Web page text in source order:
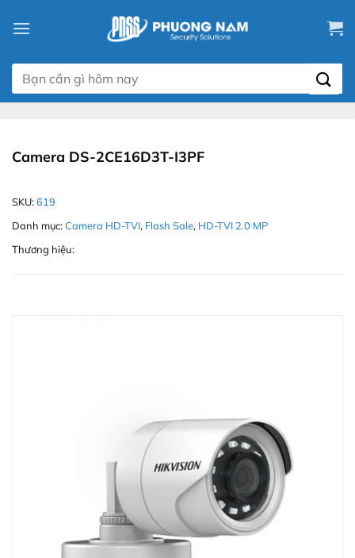
đến
dung
Tìm
kiếm:
Camera DS-2CE16D3T-I3PF
SKU:619
Danh mục:Camera HD-TVI, Flash Sale, HD-TVI 2.0 MP
Thương hiệu: